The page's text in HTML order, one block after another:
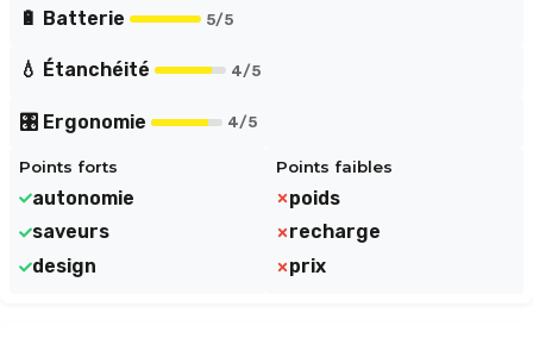
🔋 Batterie 5/5
💧 Étanchéité 4/5
🎛️ Ergonomie 4/5
Points forts
autonomie
saveurs
design
Points faibles
poids
recharge
prix